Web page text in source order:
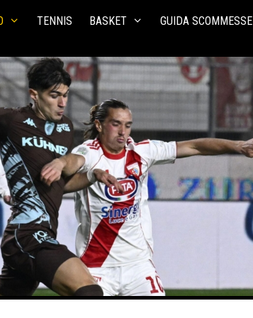
TENNIS BASKET GUIDA SCOMMESSE